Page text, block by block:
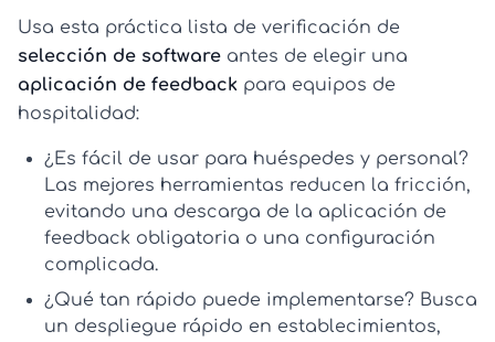
Usa esta práctica lista de verificación de
selección de software antes de elegir una
aplicación de feedback para equipos de
hospitalidad:
¿Es fácil de usar para huéspedes y personal?
Las mejores herramientas reducen la fricción,
evitando una descarga de la aplicación de
feedback obligatoria o una configuración
complicada.
¿Qué tan rápido puede implementarse? Busca
un despliegue rápido en establecimientos,